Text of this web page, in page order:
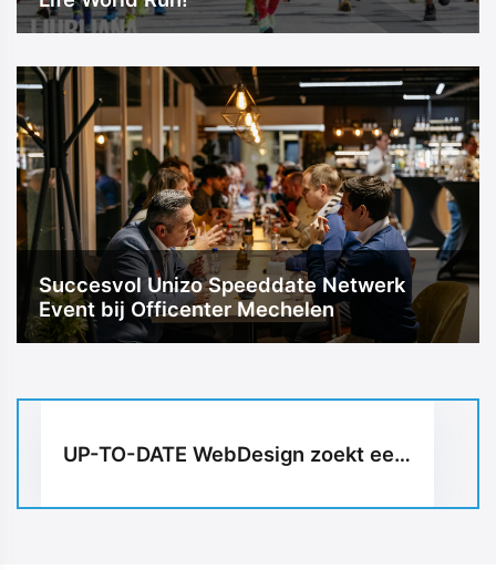
Succesvol Unizo Speeddate Netwerk
Event bij Officenter Mechelen